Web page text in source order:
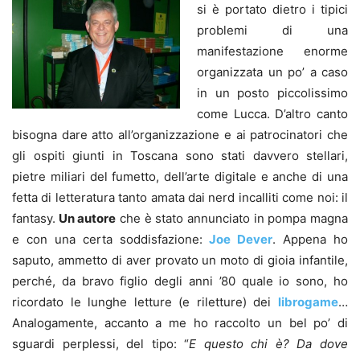
si è portato dietro i tipici
problemi di una
manifestazione enorme
organizzata un po’ a caso
in un posto piccolissimo
come Lucca. D’altro canto
bisogna dare atto all’organizzazione e ai patrocinatori che
gli ospiti giunti in Toscana sono stati davvero stellari,
pietre miliari del fumetto, dell’arte digitale e anche di una
fetta di letteratura tanto amata dai nerd incalliti come noi: il
fantasy. Un autore che è stato annunciato in pompa magna
e con una certa soddisfazione:Joe Dever. Appena ho
saputo, ammetto di aver provato un moto di gioia infantile,
perché, da bravo figlio degli anni ’80 quale io sono, ho
ricordato le lunghe letture (e riletture) dei librogame…
Analogamente, accanto a me ho raccolto un bel po’ di
sguardi perplessi, del tipo: “E questo chi è? Da dove